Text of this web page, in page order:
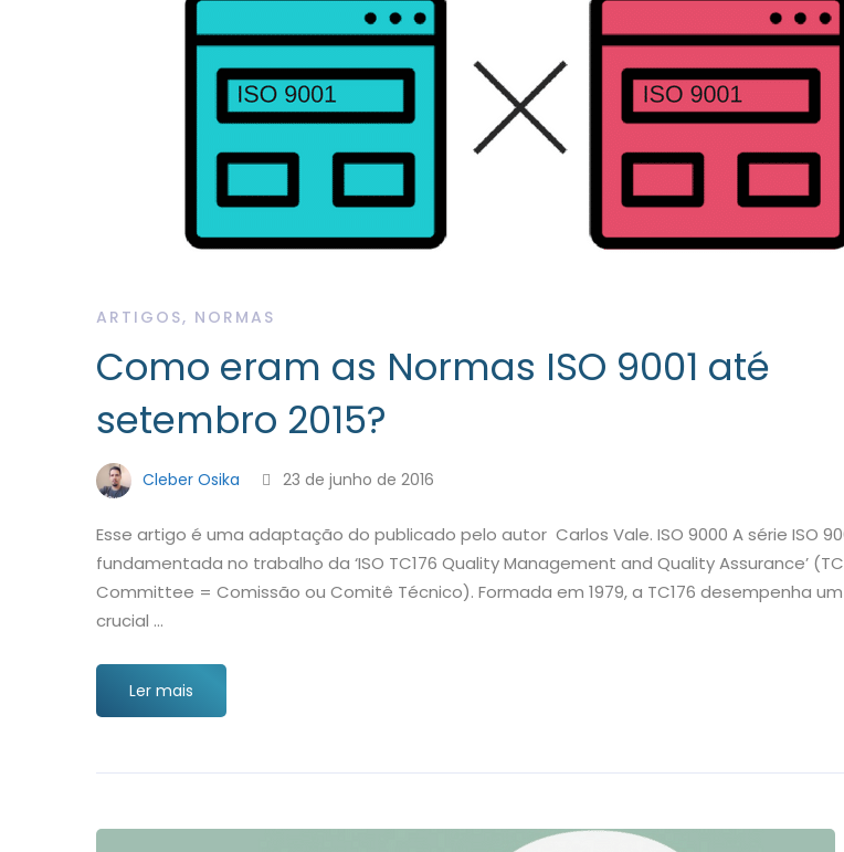
ARTIGOS, NORMAS
Como eram as Normas ISO 9001 até
setembro 2015?
Cleber Osika 23 de junho de 2016
Esse artigo é uma adaptação do publicado pelo autor Carlos Vale. ISO 9000 A série ISO
fundamentada no trabalho da ‘ISO TC176 Quality Management and Quality Assurance’
Committee = Comissão ou Comitê Técnico). Formada em 1979, a TC176 desempenha
crucial …
Ler mais